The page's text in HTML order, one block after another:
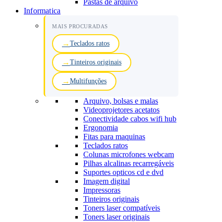
Pastas de arquivo
Informatica
MAIS PROCURADAS
Teclados ratos
Tinteiros originais
Multifunções
Arquivo, bolsas e malas
Videoprojetores acetatos
Conectividade cabos wifi hub
Ergonomia
Fitas para maquinas
Teclados ratos
Colunas microfones webcam
Pilhas alcalinas recarregáveis
Suportes opticos cd e dvd
Imagem digital
Impressoras
Tinteiros originais
Toners laser compatíveis
Toners laser originais